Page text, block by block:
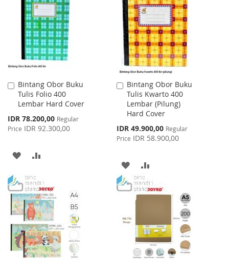
WISH
LIST
COMPARE
Bintang Obor Buku
Tulis Folio 400
Lembar Hard Cover
Special
Price
IDR 78.200,00 Regular
Price IDR 92.300,00
Add
to
Cart
ADD
WISH
LIST
COMPARE
Bintang Obor Buku
Tulis Kwarto 400
Lembar (Pilung)
Hard Cover
Special
Price
IDR 49.900,00 Regular
Price IDR 58.900,00
Add
to
Cart
ADD
TO
WISH
LIST
TO
COMPARE